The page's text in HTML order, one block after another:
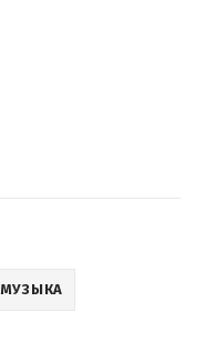
МУЗЫКА